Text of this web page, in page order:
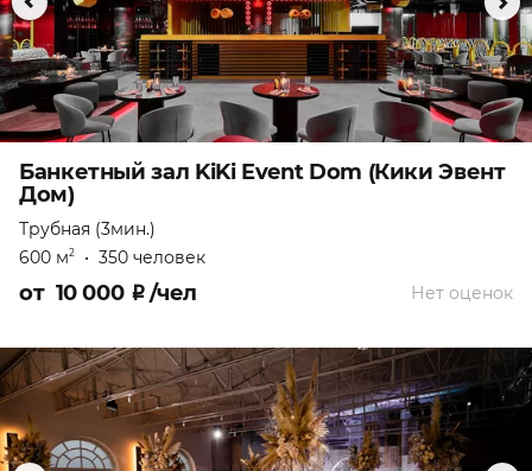
Банкетный зал KiKi Event Dom (Кики Эвент
Дом)
Трубная (3мин.)
600 м2 • 350 человек
Нет оценок
от 10 000 ₽/чел